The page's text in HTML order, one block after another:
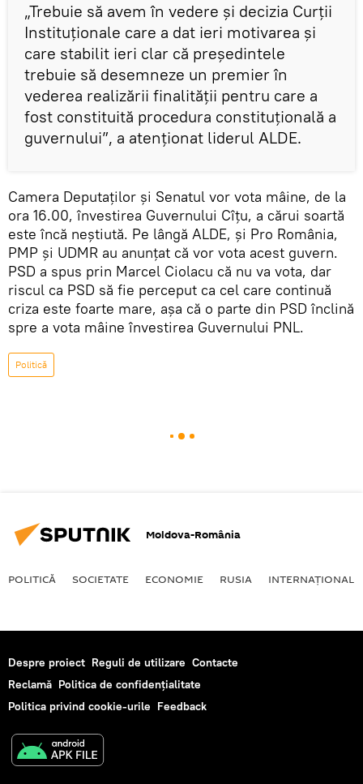
„Trebuie să avem în vedere și decizia Curții
Instituționale care a dat ieri motivarea și
care stabilit ieri clar că președintele
trebuie să desemneze un premier în
vederea realizării finalității pentru care a
fost constituită procedura constituțională a
guvernului”, a atenționat liderul ALDE.
Camera Deputaților și Senatul vor vota mâine, de la
ora 16.00, învestirea Guvernului Cîțu, a cărui soartă
este încă neștiută. Pe lângă ALDE, și Pro România,
PMP și UDMR au anunțat că vor vota acest guvern.
PSD a spus prin Marcel Ciolacu că nu va vota, dar
riscul ca PSD să fie perceput ca cel care continuă
criza este foarte mare, așa că o parte din PSD înclină
spre a vota mâine învestirea Guvernului PNL.
Politică
Moldova-România
POLITICĂ SOCIETATE ECONOMIE RUSIA INTERNAŢIONAL
Despre proiect Reguli de utilizare Contacte
Reclamă Politica de confidențialitate
Politica privind cookie-urile Feedback